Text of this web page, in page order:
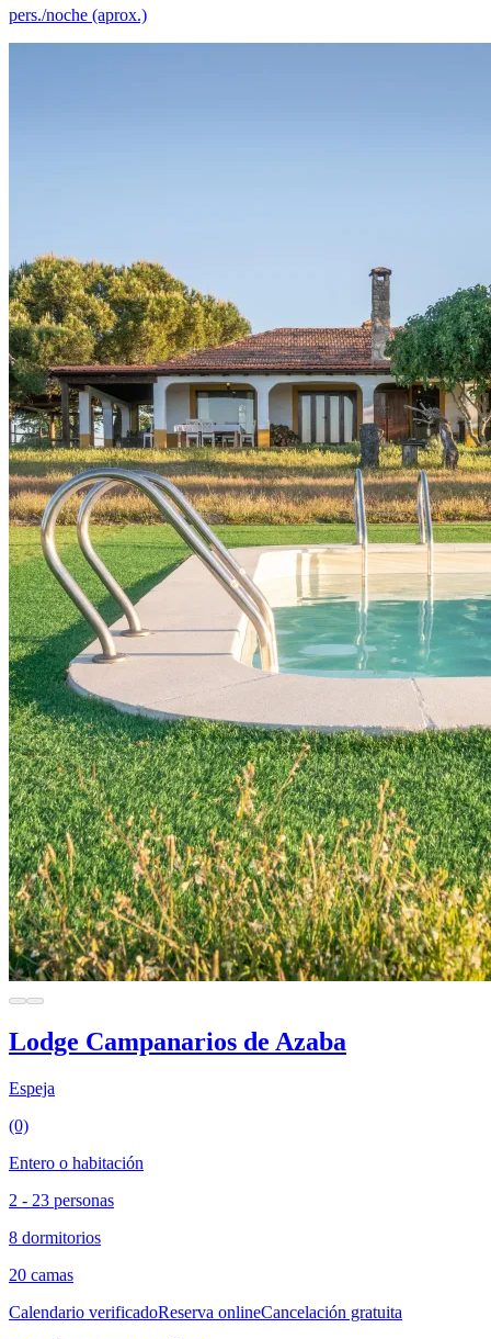
pers./noche (aprox.)
Lodge Campanarios de Azaba
Espeja
(0)
Entero o habitación
2 - 23 personas
8 dormitorios
20 camas
Calendario verificadoReserva onlineCancelación gratuita